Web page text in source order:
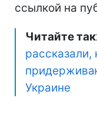
ссылкой на
Читайте
рассказали,
Украине